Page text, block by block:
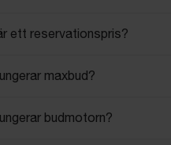
ett reservationspris?
maxbud?
budmotorn?